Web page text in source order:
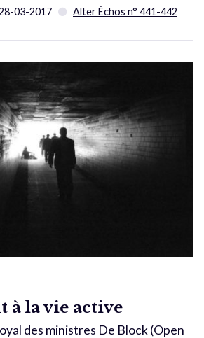
03-2017 Alter Échos n° 441-442
à la vie active
des ministres De Block (Open